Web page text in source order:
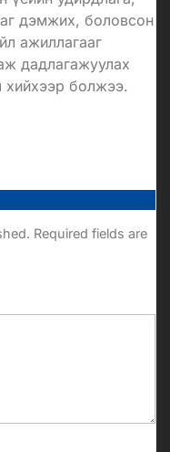
дэмжих, боловсон
ажиллагааг
дадлагажуулах
хийхээр болжээ.
Required fields are